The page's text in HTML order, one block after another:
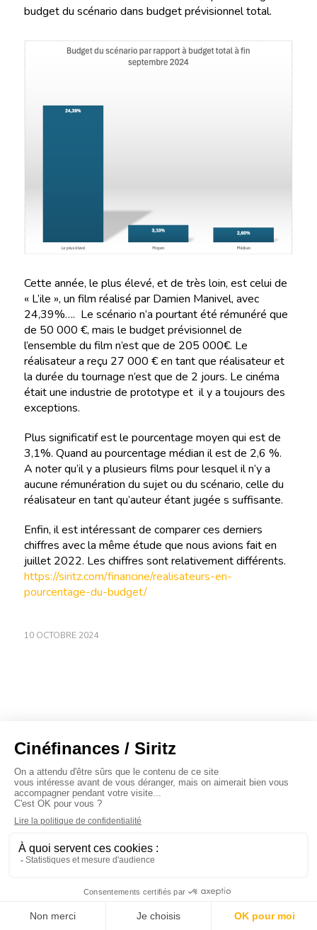
budget du scénario dans budget prévisionnel total.
Cette année, le plus élevé, et de très loin, est celui de
« L’ile », un film réalisé par Damien Manivel, avec
24,39%…. Le scénario n’a pourtant été rémunéré que
de 50 000 €, mais le budget prévisionnel de
l’ensemble du film n’est que de 205 000€. Le
réalisateur a reçu 27 000 € en tant que réalisateur et
la durée du tournage n’est que de 2 jours. Le cinéma
était une industrie de prototype et il y a toujours des
exceptions.
Plus significatif est le pourcentage moyen qui est de
3,1%. Quand au pourcentage médian il est de 2,6 %.
A noter qu’il y a plusieurs films pour lesquel il n’y a
aucune rémunération du sujet ou du scénario, celle du
réalisateur en tant qu’auteur étant jugée s suffisante.
Enfin, il est intéressant de comparer ces derniers
chiffres avec la même étude que nous avions fait en
juillet 2022. Les chiffres sont relativement différents.
https://siritz.com/financine/realisateurs-en-
pourcentage-du-budget/
10 OCTOBRE 2024
À propos
Baromètres
Cinéscoop
Éditorial
Le Carrefour
Siritz © 2020 -